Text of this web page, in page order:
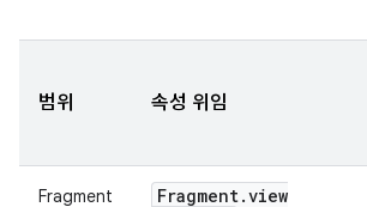
범위 속성 위임
Fragment Fragment.view